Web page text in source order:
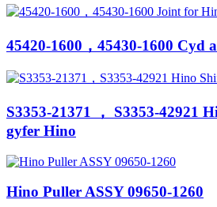
45420-1600，45430-1600 Cyd
S3353-21371 ， S3353-42921
gyfer Hino
Hino Puller ASSY 09650-1260